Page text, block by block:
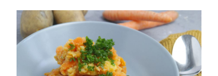
Food-
und